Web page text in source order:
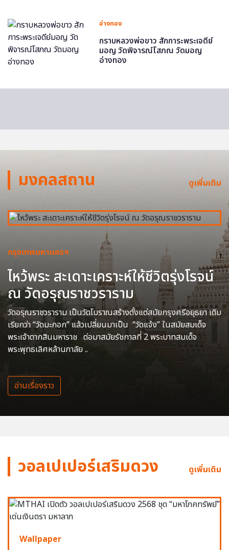
อ่างทอง
กราบหลวงพ่อขาว สักการะพระเจดีย์
มอญ วัดพิจารณ์โสภณ วัดมอญ
อ่างทอง
มงคลสถาน ดูเพิ่มเติม
กรุงเทพมหานครฯ
ไหว้พระ สะเดาะเคราะห์ให้ชีวิตรุ่งโรจน์
ณ วัดอรุณราชวราราม
วัดอรุณราชวราราม เป็นวัดโบราณสร้างตั้งแต่สมัยกรุงศรีอยุธยา เดิม
เรียกว่า “วัดมะกอก” แล้วเปลี่ยนมาเป็น “วัดแจ้ง” ในสมัยสมเด็จ
พระเจ้าตากสินมหาราช ต่อมาสมัยรัชกาลที่ 2 พระบาทสมเด็จ
พระพุทธเลิศหล้านภาลัย ..
อ่านเรื่องราว
วอลเปเปอร์เสริมดวง ดูเพิ่มเติม
Wallpaper